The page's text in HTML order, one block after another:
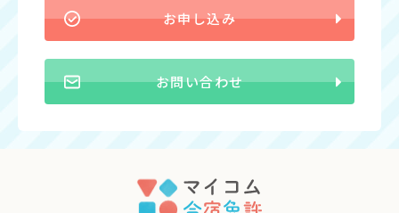
お申し込み
お問い合わせ